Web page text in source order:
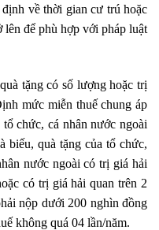
về thời gian cư trú hoặc
để phù hợp với pháp luật
tặng có số lượng hoặc trị
mức miễn thuế chung áp
chức, cá nhân nước ngoài
biếu, quà tặng của tổ chức,
nước ngoài có trị giá hải
có trị giá hải quan trên 2
nộp dưới 200 nghìn đồng
không quá 04 lần/năm.